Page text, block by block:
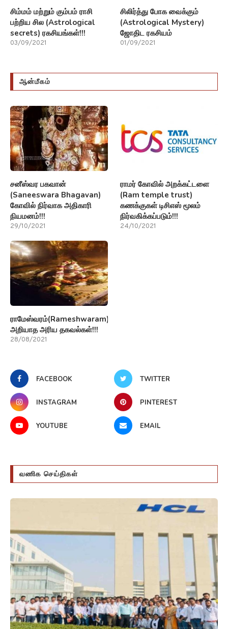
சிம்மம் மற்றும் கும்பம் ராசி
பற்றிய சில (Astrological
secrets) ரகசியங்கள்!!!
03/09/2021
சிலிர்த்து போக வைக்கும்
(Astrological Mystery)
ஜோதிட ரகசியம்
01/09/2021
ஆன்மீகம்
சனீஸ்வர பகவான்
(Saneeswara Bhagavan)
கோவில் நிர்வாக அதிகாரி
நியமனம்!!!
29/10/2021
ராமர் கோவில் அறக்கட்டளை
(Ram temple trust)
கணக்குகள் டிசிஎஸ் மூலம்
நிர்வகிக்கப்படும்!!!
24/10/2021
ராமேஸ்வரம்(Rameshwaram)பற்றி
அறியாத அரிய தகவல்கள்!!!
28/08/2021
FACEBOOK TWITTER
INSTAGRAM PINTEREST
YOUTUBE EMAIL
வணிக செய்திகள்